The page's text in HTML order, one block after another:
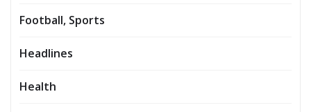
Football, Sports
Headlines
Health